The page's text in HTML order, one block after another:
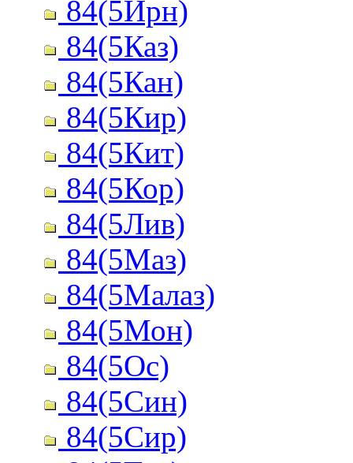
84(5Ирн)
84(5Каз)
84(5Кан)
84(5Кир)
84(5Кит)
84(5Кор)
84(5Лив)
84(5Маз)
84(5Малаз)
84(5Мон)
84(5Ос)
84(5Син)
84(5Сир)